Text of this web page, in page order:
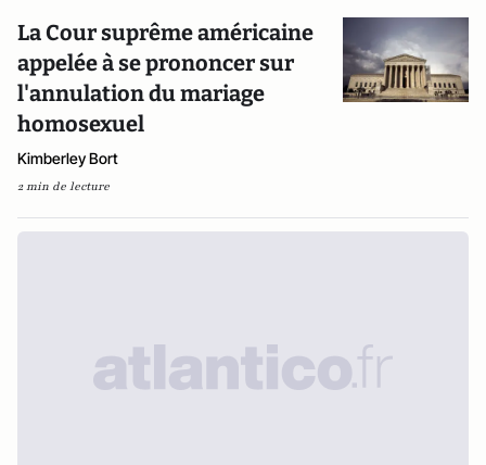
La Cour suprême américaine
appelée à se prononcer sur
l'annulation du mariage
homosexuel
Kimberley Bort
2 min de lecture